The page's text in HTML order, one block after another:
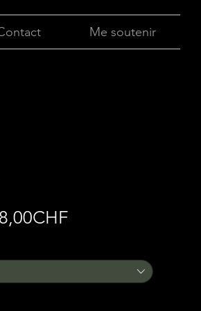
Me soutenir
8,00CHFPrix